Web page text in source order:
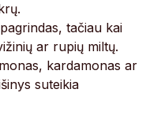
tačiau kai
ar rupių miltų.
kardamonas ar
suteikia